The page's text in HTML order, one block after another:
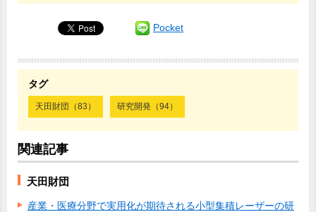
Pocket
タグ
天田財団（83） 研究開発（94）
関連記事
天田財団
産業・医療分野で実用化が期待される小型集積レーザーの研